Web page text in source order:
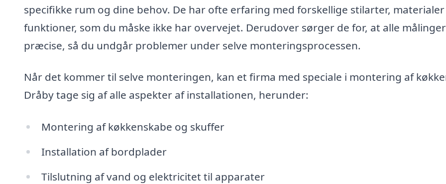
specifikke rum og dine behov. De har ofte erfaring med forskellige stilarter,
funktioner, som du måske ikke har overvejet. Derudover sørger de for, at alle
præcise, så du undgår problemer under selve monteringsprocessen.
Når det kommer til selve monteringen, kan et firma med speciale i montering af
Dråby tage sig af alle aspekter af installationen, herunder:
Montering af køkkenskabe og skuffer
Installation af bordplader
Tilslutning af vand og elektricitet til apparater